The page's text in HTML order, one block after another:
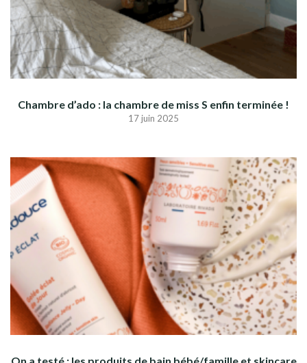
Chambre d’ado : la chambre de miss S enfin terminée !
17 juin 2025